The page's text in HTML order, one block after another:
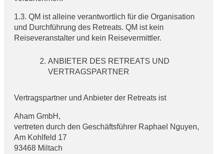
1.3. QM ist alleine verantwortlich für die Organisation
und Durchführung des Retreats. QM ist kein
Reiseveranstalter und kein Reisevermittler.
ANBIETER DES RETREATS UND
VERTRAGSPARTNER
Vertragspartner und Anbieter der Retreats ist
Aham GmbH,
vertreten durch den Geschäftsführer Raphael Nguyen,
Am Kohlfeld 17
93468 Miltach